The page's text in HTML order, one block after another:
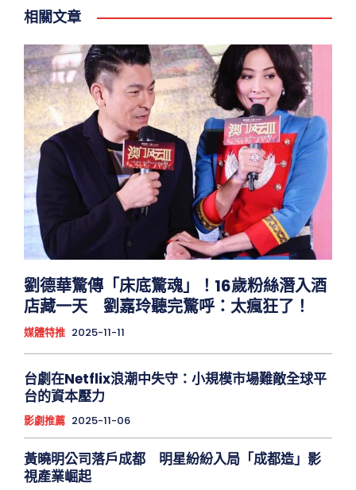
相關文章
劉德華驚傳「床底驚魂」！16歲粉絲潛入酒
店藏一天 劉嘉玲聽完驚呼：太瘋狂了！
媒體特推 2025-11-11
台劇在Netflix浪潮中失守：小規模市場難敵全球平
台的資本壓力
影劇推薦 2025-11-06
黃曉明公司落戶成都 明星紛紛入局「成都造」影
視產業崛起